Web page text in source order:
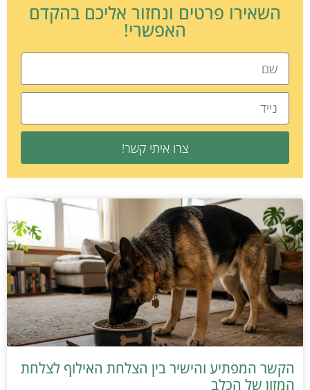
השאירו פרטים ונחזור אליכם בהקדם
האפשרי!
צרו איתי קשר!
הקשר המפתיע והישיר בין הצלחת האילוף לצלחת
המזון של הכלב